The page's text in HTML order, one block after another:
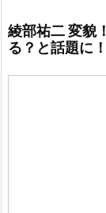
綾部祐二 変貌
る？と話題に！